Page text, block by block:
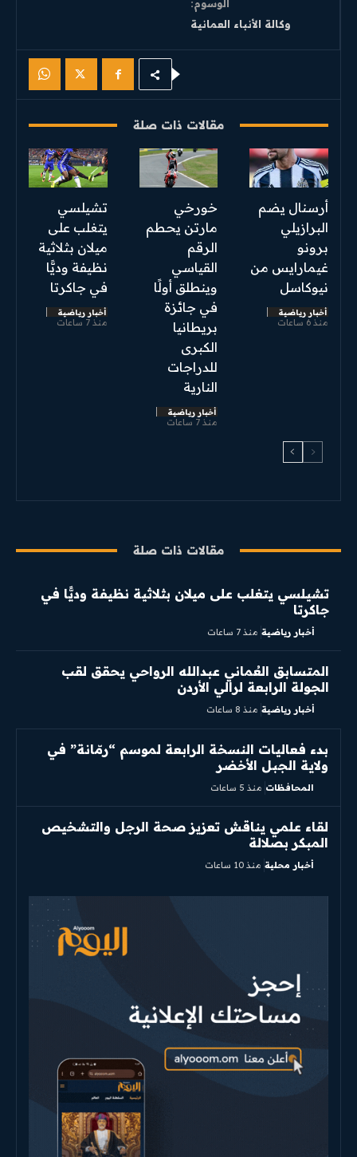
الوسوم:
وكالة الأنباء العمانية
مقالات ذات صلة
أرسنال يضم
البرازيلي
برونو
غيمارايس من
نيوكاسل
أخبار رياضية
منذ 6 ساعات
خورخي
مارتن يحطم
الرقم
القياسي
وينطلق أولًا
في جائزة
بريطانيا
الكبرى
للدراجات
النارية
أخبار رياضية
منذ 7 ساعات
تشيلسي
يتغلب على
ميلان بثلاثية
نظيفة وديًّا
في جاكرتا
أخبار رياضية
منذ 7 ساعات
مقالات ذات صلة
تشيلسي يتغلب على ميلان بثلاثية نظيفة وديًّا في
جاكرتا
أخبار رياضية منذ 7 ساعات
المتسابق العُماني عبدالله الرواحي يحقق لقب
الجولة الرابعة لرالي الأردن
أخبار رياضية منذ 8 ساعات
بدء فعاليات النسخة الرابعة لموسم “رمّانة” في
ولاية الجبل الأخضر
المحافظات منذ 5 ساعات
لقاء علمي يناقش تعزيز صحة الرجل والتشخيص
المبكر بصلالة
أخبار محلية منذ 10 ساعات